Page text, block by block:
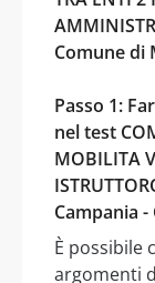
Comune di
Passo 1:
nel test
MOBILITA
Campania
È possibile
argomenti